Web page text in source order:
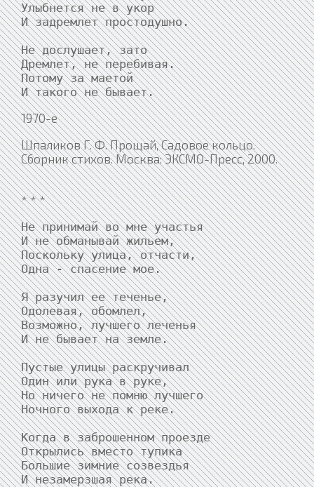
Улыбнется не в укор
И задремлет простодушно.
Не дослушает, зато
Дремлет, не перебивая.
Потому за маетой
1970-е
Шпаликов Г. Ф. Прощай, Садовое кольцо.
Сборник стихов. Москва: ЭКСМО-Пресс, 2000.
* * *
Не принимай во мне участья
И не обманывай жильем,
Поскольку улица, отчасти,
Одна - спасение мое.
Я разучил ее теченье,
Одолевая, обомлел,
Возможно, лучшего леченья
И не бывает на земле.
Пустые улицы раскручивал
Один или рука в руке,
Но ничего не помню лучшего
Ночного выхода к реке.
Когда в заброшенном проезде
Открылись вместо тупика
Большие зимние созвездья
И незамерзшая река.